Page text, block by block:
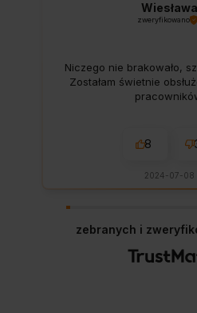
Wiesława
zweryfikowano
Niczego nie brakowało,
Zostałam świetnie
8
2024-07-08
zebranych i